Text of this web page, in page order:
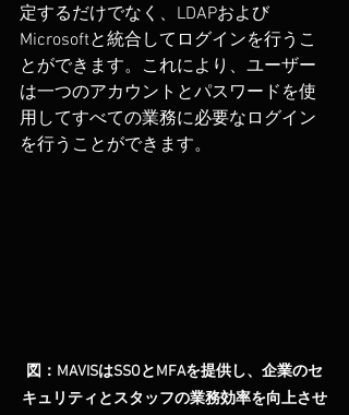
定するだけでなく、LDAPおよび
Microsoftと統合してログインを行うこ
とができます。これにより、ユーザー
は一つのアカウントとパスワードを使
用してすべての業務に必要なログイン
を行うことができます。
図：MAVISはSSOとMFAを提供し、企業のセ
キュリティとスタッフの業務効率を向上させ